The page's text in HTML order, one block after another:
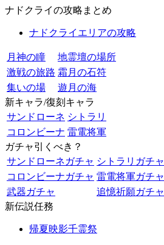
ナドクライの攻略まとめ
ナドクライエリアの攻略
月神の瞳
地霊壇の場所
激戦の旅路 霜月の石符
集いの場
遊月の海
新キャラ/復刻キャラ
サンドローネ シトラリ
コロンビーナ 雷電将軍
ガチャ引くべき？
サンドローネガチャ シトラリガチャ
コロンビーナガチャ 雷電将軍ガチャ
武器ガチャ
追憶祈願ガチャ
新伝説任務
帰夏映影千霊祭